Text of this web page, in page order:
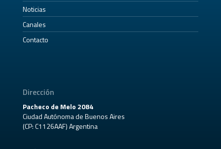
Noticias
Canales
Contacto
Dirección
Pacheco de Melo 2084
Ciudad Autónoma de Buenos Aires
(CP: C1126AAF) Argentina